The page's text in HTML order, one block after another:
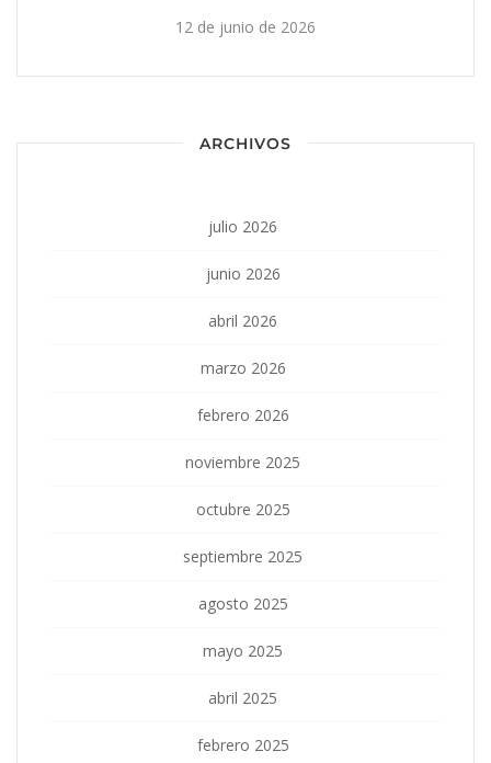
12 de junio de 2026
ARCHIVOS
julio 2026
junio 2026
abril 2026
marzo 2026
febrero 2026
noviembre 2025
octubre 2025
septiembre 2025
agosto 2025
mayo 2025
abril 2025
febrero 2025